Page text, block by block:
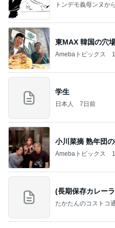
トンデモ義母ンヌか
東MAX 韓国の穴
Amebaトピックス
学生
日本人 7日前
小川菜摘 熟年団
Amebaトピックス
(長期保存カレー
たかたんのコストコ